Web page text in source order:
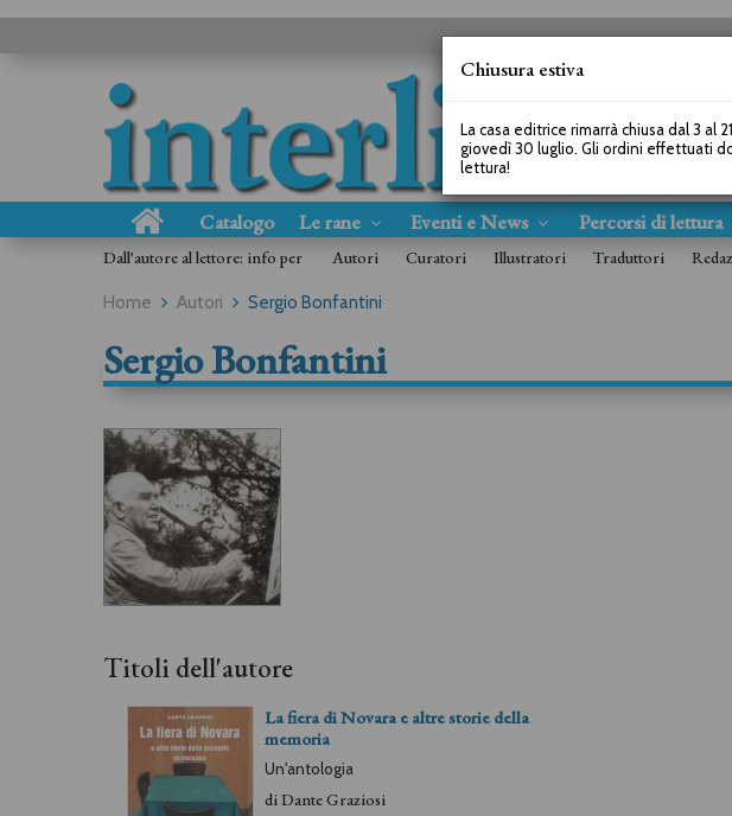
Catalogo Le rane Eventi e News Percorsi di lettura
Dall'autore al lettore: info per Autori Curatori Illustratori Traduttori
Home Autori Sergio Bonfantini
Sergio Bonfantini
Titoli dell'autore
La fiera di Novara e altre storie della
memoria
Un'antologia
diDante Graziosi
Chiusura estiva
La casa editrice rimarrà chiusa dal 3
giovedì 30 luglio. Gli ordini effettuati
lettura!